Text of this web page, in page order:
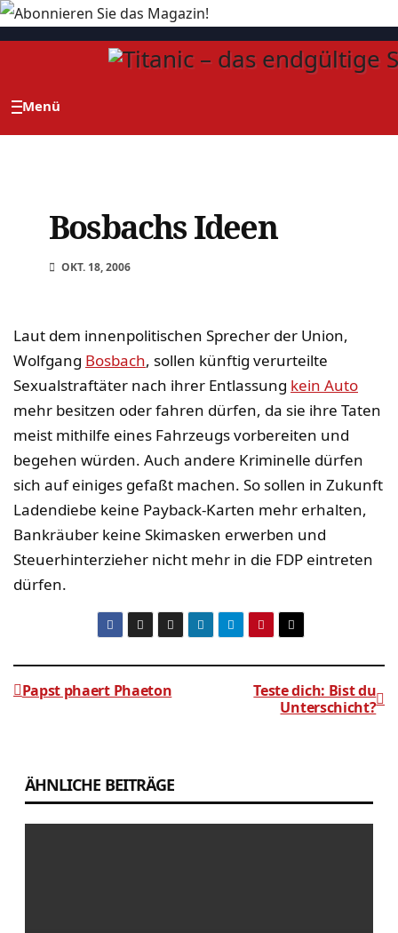
Zum
Bosbachs Ideen
OKT. 18, 2006
Laut dem innenpolitischen Sprecher der Union,
Wolfgang Bosbach, sollen künftig verurteilte
Sexualstraftäter nach ihrer Entlassung kein Auto
mehr besitzen oder fahren dürfen, da sie ihre Taten
meist mithilfe eines Fahrzeugs vorbereiten und
begehen würden. Auch andere Kriminelle dürfen
sich auf einiges gefaßt machen. So sollen in Zukunft
Ladendiebe keine Payback-Karten mehr erhalten,
Bankräuber keine Skimasken erwerben und
Steuerhinterzieher nicht mehr in die FDP eintreten
dürfen.
Teste dich: Bist du
Unterschicht?
Papst phaert Phaeton
ÄHNLICHE BEITRÄGE